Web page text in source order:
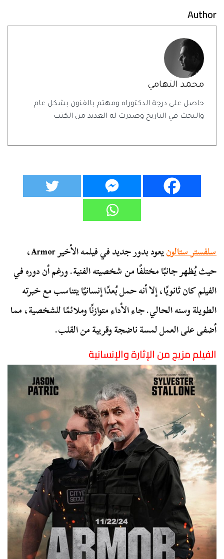
Author
محمد التهامي
حاصل على درجة الدكتوراه ومهتم بالفنون بشكل عام
والبحث في التاريخ وصدرت له العديد من الكتب
سلفستر ستالون
يعود بدور جديد في فيلمه الأخير Armor،
حيث يُظهر جانبًا مختلفًا من شخصيته الفنية. ورغم أن دوره في
الفيلم كان ثانويًا، إلا أنه حمل بُعدًا إنسانيًا يتناسب مع خبرته
الطويلة وسنه الحالي. جاء الأداء متوازنًا وملائمًا للشخصية، مما
أضفى على العمل لمسة ناضجة وقريبة من القلب.
الفيلم مزيج من الإثارة والإنسانية